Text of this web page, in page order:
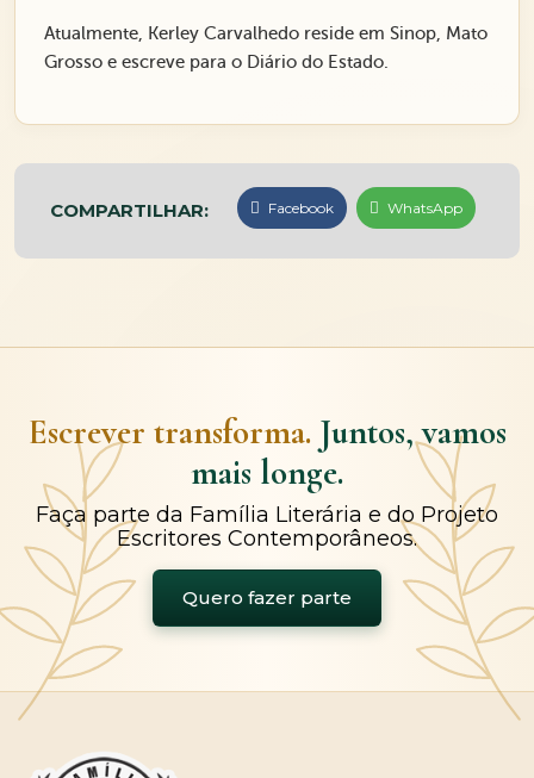
Atualmente, Kerley Carvalhedo reside em Sinop, Mato
Grosso e escreve para o Diário do Estado.
COMPARTILHAR: Facebook WhatsApp
Escrever transforma. Juntos, vamos
mais longe.
Faça parte da Família Literária e do Projeto
Escritores Contemporâneos.
Quero fazer parte